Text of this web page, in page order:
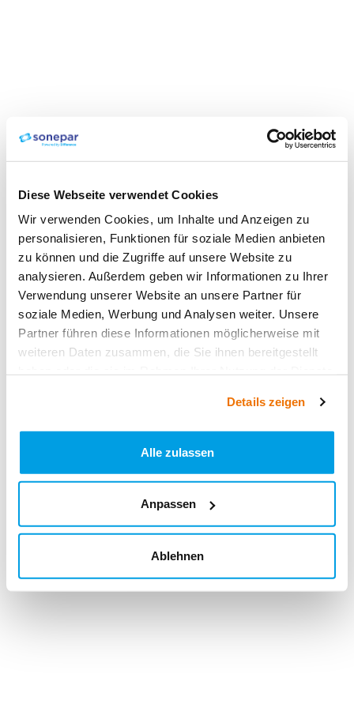
Diese Webseite verwendet Cookies
Wir verwenden Cookies, um Inhalte und Anzeigen zu
personalisieren, Funktionen für soziale Medien anbieten
zu können und die Zugriffe auf unsere Website zu
analysieren. Außerdem geben wir Informationen zu Ihrer
Verwendung unserer Website an unsere Partner für
soziale Medien, Werbung und Analysen weiter. Unsere
Partner führen diese Informationen möglicherweise mit
weiteren Daten zusammen, die Sie ihnen bereitgestellt
Details zeigen
Alle zulassen
Anpassen
Ablehnen